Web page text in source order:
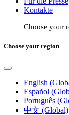
Kontakte
Choose your
Choose your region
English
Español
Português
中文 (Global)